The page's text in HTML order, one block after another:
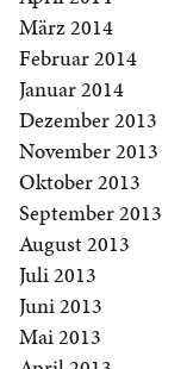
März 2014
Februar 2014
Januar 2014
Dezember 2013
November 2013
Oktober 2013
September 2013
August 2013
Juli 2013
Juni 2013
Mai 2013